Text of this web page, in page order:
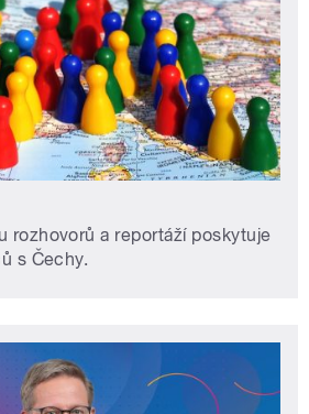
rozhovorů a reportáží poskytuje
s Čechy.